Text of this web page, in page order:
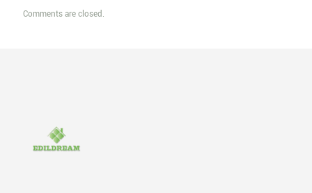
Comments are closed.